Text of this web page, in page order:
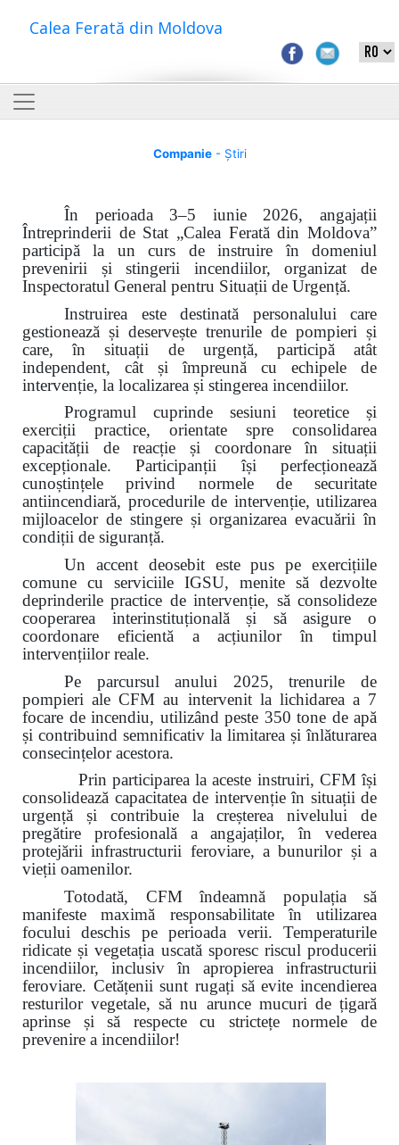
Calea Ferată din Moldova
Companie- Știri
În perioada 3–5 iunie 2026, angajații
Întreprinderii de Stat „Calea Ferată din Moldova”
participă la un curs de instruire în domeniul
prevenirii și stingerii incendiilor, organizat de
Inspectoratul General pentru Situații de Urgență.
Instruirea este destinată personalului care
gestionează și deservește trenurile de pompieri și
care, în situații de urgență, participă atât
independent, cât și împreună cu echipele de
intervenție, la localizarea și stingerea incendiilor.
Programul cuprinde sesiuni teoretice și
exerciții practice, orientate spre consolidarea
capacității de reacție și coordonare în situații
excepționale. Participanții își perfecționează
cunoștințele privind normele de securitate
antiincendiară, procedurile de intervenție, utilizarea
mijloacelor de stingere și organizarea evacuării în
condiții de siguranță.
Un accent deosebit este pus pe exercițiile
comune cu serviciile IGSU, menite să dezvolte
deprinderile practice de intervenție, să consolideze
cooperarea interinstituțională și să asigure o
coordonare eficientă a acțiunilor în timpul
intervențiilor reale.
Pe parcursul anului 2025, trenurile de
pompieri ale CFM au intervenit la lichidarea a 7
focare de incendiu, utilizând peste 350 tone de apă
și contribuind semnificativ la limitarea și înlăturarea
consecințelor acestora.
Prin participarea la aceste instruiri, CFM își
consolidează capacitatea de intervenție în situații de
urgență și contribuie la creșterea nivelului de
pregătire profesională a angajaților, în vederea
protejării infrastructurii feroviare, a bunurilor și a
vieții oamenilor.
Totodată, CFM îndeamnă populația să
manifeste maximă responsabilitate în utilizarea
focului deschis pe perioada verii. Temperaturile
ridicate și vegetația uscată sporesc riscul producerii
incendiilor, inclusiv în apropierea infrastructurii
feroviare. Cetățenii sunt rugați să evite incendierea
resturilor vegetale, să nu arunce mucuri de țigară
aprinse și să respecte cu strictețe normele de
prevenire a incendiilor!